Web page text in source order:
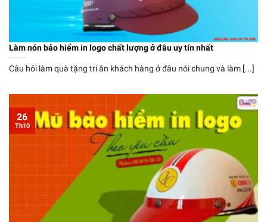
Làm nón bảo hiểm in logo chất lượng ở đâu uy tín nhất
Câu hỏi làm quà tặng tri ân khách hàng ở đâu nói chung và làm [...]
26
Th10